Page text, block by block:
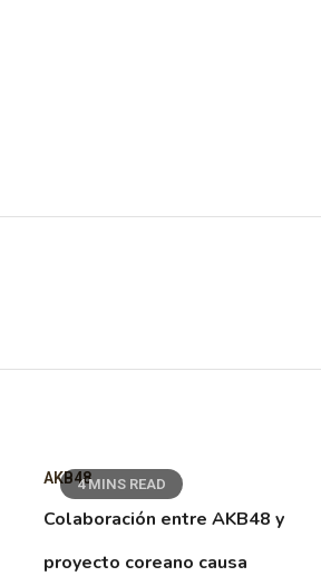
4 MINS READ
AKB48
Colaboración entre AKB48 y
proyecto coreano causa